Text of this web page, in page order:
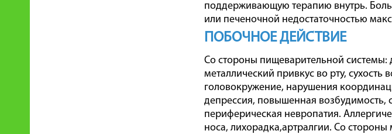
поддерживающую терапию внутрь.
или печеночной недостаточностью
ПОБОЧНОЕ ДЕЙСТВИЕ
Со стороны пищеварительной системы:
металлический привкус во рту, сухость
головокружение, нарушения
депрессия, повышенная возбудимость,
периферическая невропатия.
носа, лихорадка,артралгии. Со